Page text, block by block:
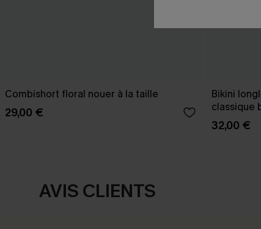
Combishort floral nouer à la taille
29,00 €
Bikini
classique
32,00 €
AVIS CLIENTS